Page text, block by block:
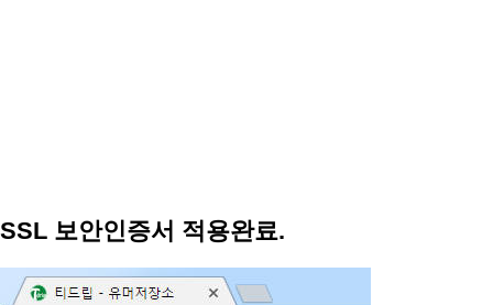
SSL 보안인증서 적용완료.